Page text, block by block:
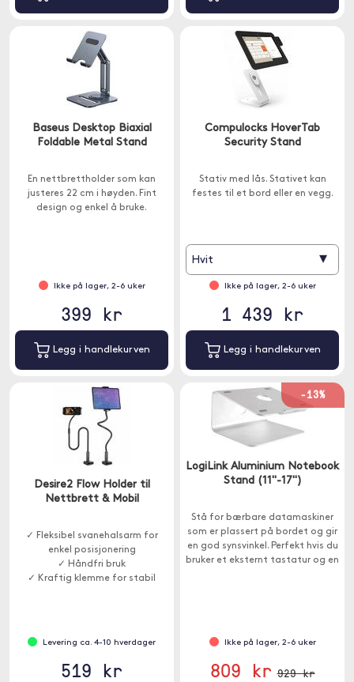
Baseus Desktop Biaxial
Foldable Metal Stand
En nettbrettholder som kan
justeres 22 cm i høyden. Fint
design og enkel å bruke.
Ikke på lager, 2-6 uker
399 kr
Legg i handlekurven
Compulocks HoverTab
Security Stand
Stativ med lås. Stativet kan
festes til et bord eller en vegg.
Hvit ▾
Ikke på lager, 2-6 uker
1 439 kr
Legg i handlekurven
Desire2 Flow Holder til
Nettbrett & Mobil
✓ Fleksibel svanehalsarm for
enkel posisjonering
✓ Håndfri bruk
✓ Kraftig klemme for stabil
Levering ca. 4-10 hverdager
519 kr
-13%
LogiLink Aluminium Notebook
Stand (11"-17")
Stå for bærbare datamaskiner
som er plassert på bordet og gir
en god synsvinkel. Perfekt hvis du
bruker et eksternt tastatur og en
Ikke på lager, 2-6 uker
809 kr 929 kr